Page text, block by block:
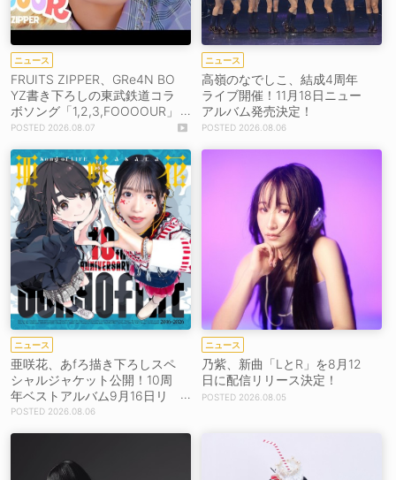
ニュース
FRUITS ZIPPER、GRe4N BO
YZ書き下ろしの東武鉄道コラ
ボソング「1,2,3,FOOOOUR」
をリリース＆MV公開！
2026.08.07
ニュース
高嶺のなでしこ、結成4周年
ライブ開催！11月18日ニュー
アルバム発売決定！
2026.08.06
ニュース
亜咲花、あfろ描き下ろしスペ
シャルジャケット公開！10周
年ベストアルバム9月16日リ
リース！2026.08.06
ニュース
乃紫、新曲「LとR」を8月12
日に配信リリース決定！
2026.08.05